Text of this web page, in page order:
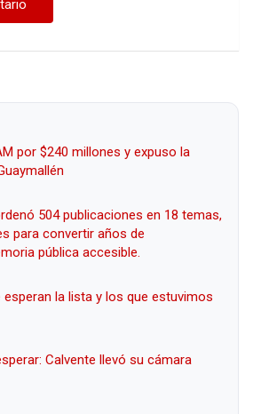
por $240 millones y expuso la
504 publicaciones en 18 temas,
para convertir años de
pública accesible.
esperan la lista y los que estuvimos
Calvente llevó su cámara